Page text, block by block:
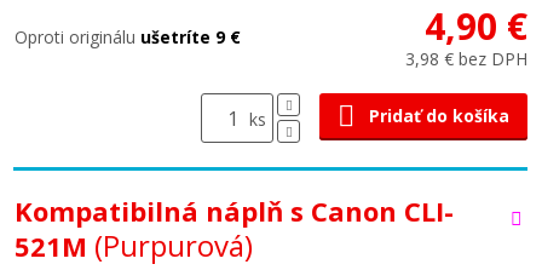
Oproti originálu ušetríte 9 € 4,90 €
3,98 € bez DPH
ks Pridať do košíka
Kompatibilná náplň s Canon CLI-
521M (Purpurová)